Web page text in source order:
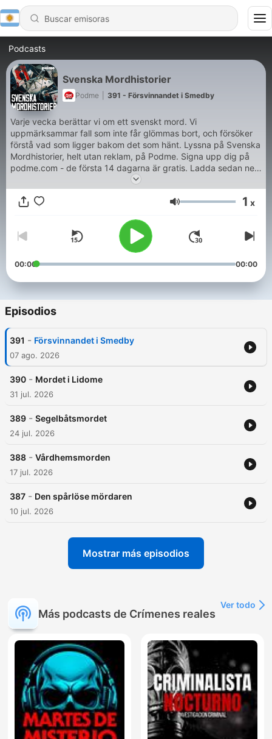
Podcasts
Svenska Mordhistorier
Podme 391 - Försvinnandet i Smedby
Varje vecka berättar vi om ett svenskt mord. Vi
uppmärksammar fall som inte får glömmas bort, och försöker
förstå vad som ligger bakom det som hänt. Lyssna på Svenska
Mordhistorier, helt utan reklam, på Podme. Signa upp dig på
podme.com - de första 14 dagarna är gratis. Ladda sedan ner
Podme-appen i Appstore eller Google Play.
Volumen 1 x
00:00 00:00
Episodios
391 - Försvinnandet i Smedby
07 ago. 2026
390 - Mordet i Lidome
31 jul. 2026
389 - Segelbåtsmordet
24 jul. 2026
388 - Vårdhemsmorden
17 jul. 2026
387 - Den spårlöse mördaren
10 jul. 2026
Mostrar más episodios
Más podcasts de Crímenes reales
Ver todo